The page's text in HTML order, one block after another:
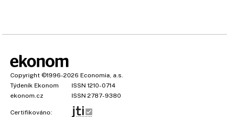
Copyright ©1996-2026 Economia, a.s.
Týdeník Ekonom
ISSN 1210-0714
ekonom.cz
ISSN 2787-9380
Certifikováno: